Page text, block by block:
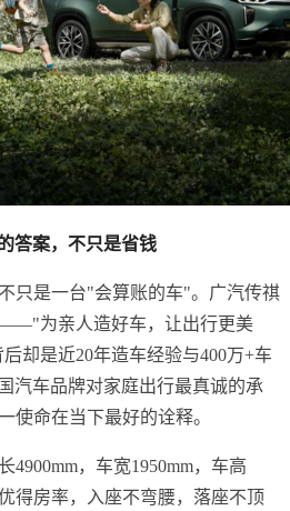
答案，不只是省钱
只是一台"会算账的车"。广汽传祺
为亲人造好车，让出行更美
却是近20年造车经验与400万+车
汽车品牌对家庭出行最真诚的承
使命在当下最好的诠释。
4900mm，车宽1950mm，车高
得房率，入座不弯腰，落座不顶